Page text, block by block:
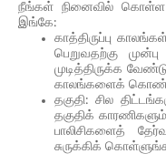
நீங்கள் நினைவில் கொள்ள
இங்கே:
காத்திருப்பு
பெறுவதற்கு
முடித்திருக்க
காலங்களைக்
தகுதி: சில
தகுதிக்
பாலிசிகளைத்
சுருக்கிக்